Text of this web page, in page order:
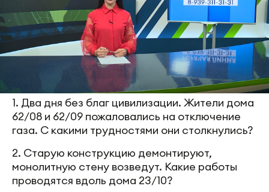
1. Два дня без благ цивилизации. Жители дома
62/08 и 62/09 пожаловались на отключение
газа. С какими трудностями они столкнулись?
2. Старую конструкцию демонтируют,
монолитную стену возведут. Какие работы
проводятся вдоль дома 23/10?